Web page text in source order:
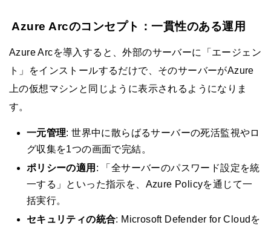
Azure Arcのコンセプト：一貫性のある運用
Azure Arcを導入すると、外部のサーバーに「エージェン
ト」をインストールするだけで、そのサーバーがAzure
上の仮想マシンと同じように表示されるようになりま
す。
一元管理: 世界中に散らばるサーバーの死活監視やロ
グ収集を1つの画面で完結。
ポリシーの適用 : 「全サーバーのパスワード設定を統
一する」といった指示を、Azure Policyを通じて一
括実行。
セキュリティの統合: Microsoft Defender for Cloudを